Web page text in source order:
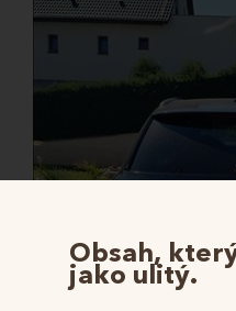
Obsah,
jako ulitý.